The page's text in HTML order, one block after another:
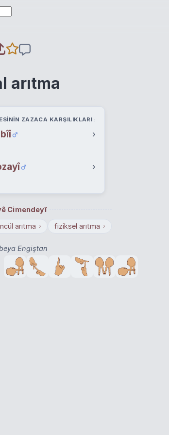
arıtma
ZAZACA KARŞILIKLARI
›
›
Cimendeyî
arıtma › fiziksel arıtma ›
Engiştan